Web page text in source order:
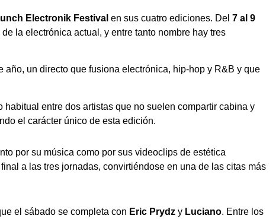
Electronik Festival en sus cuatro ediciones. Del 7 al 9
la electrónica actual, y entre tanto nombre hay tres
un directo que fusiona electrónica, hip-hop y R&B y que
entre dos artistas que no suelen compartir cabina y
el carácter único de esta edición.
por su música como por sus videoclips de estética
a las tres jornadas, convirtiéndose en una de las citas más
el sábado se completa con Eric Prydz y Luciano. Entre los